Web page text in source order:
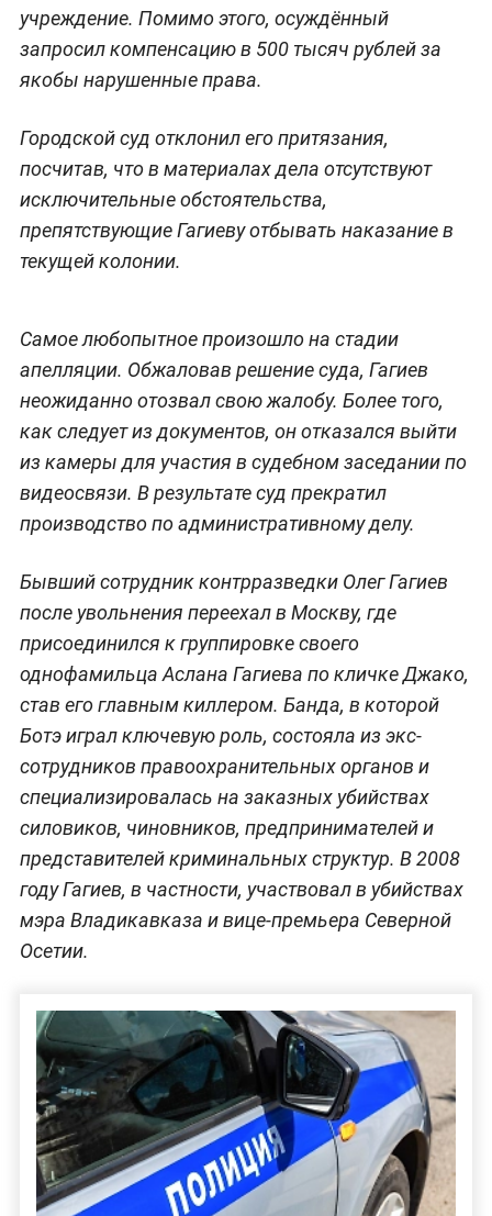
учреждение. Помимо этого, осуждённый
запросил компенсацию в 500 тысяч рублей за
якобы нарушенные права.
Городской суд отклонил его притязания,
посчитав, что в материалах дела отсутствуют
исключительные обстоятельства,
препятствующие Гагиеву отбывать наказание в
текущей колонии.
Самое любопытное произошло на стадии
апелляции. Обжаловав решение суда, Гагиев
неожиданно отозвал свою жалобу. Более того,
как следует из документов, он отказался выйти
из камеры для участия в судебном заседании по
видеосвязи. В результате суд прекратил
производство по административному делу.
Бывший сотрудник контрразведки Олег Гагиев
после увольнения переехал в Москву, где
присоединился к группировке своего
однофамильца Аслана Гагиева по кличке Джако,
став его главным киллером. Банда, в которой
Ботэ играл ключевую роль, состояла из экс-
сотрудников правоохранительных органов и
специализировалась на заказных убийствах
силовиков, чиновников, предпринимателей и
представителей криминальных структур. В 2008
году Гагиев, в частности, участвовал в убийствах
мэра Владикавказа и вице-премьера Северной
Осетии.